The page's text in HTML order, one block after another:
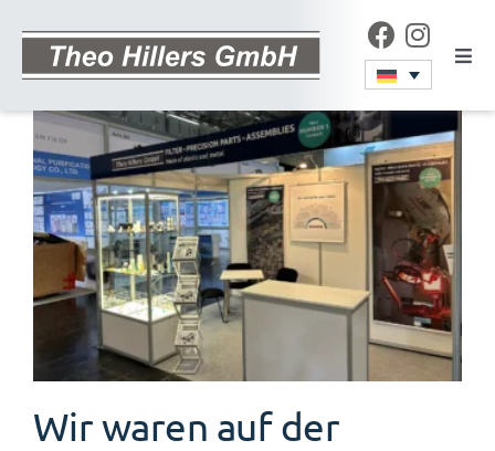
Inhalt
Start
Unternehmen
Produkte & Verfahren
Karriere
Wir waren auf der